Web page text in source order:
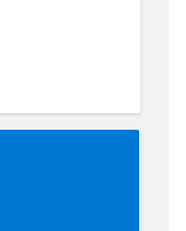
un API
el modelo
en una
AI
Document
Documento de
de
inteligencia de